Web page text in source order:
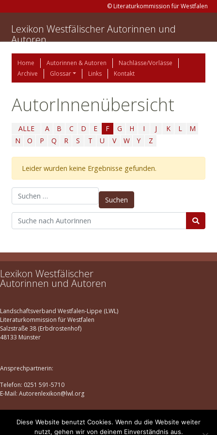
© Literaturkommission für Westfalen
Lexikon Westfälischer Autorinnen und
Autoren
Home Autorinnen & Autoren
Nachlässe/Vorlässe
Archive
Glossar Links Kontakt
AutorInnenübersicht
ALLE A B C D E F G H I J K L
M
N
O P Q R S T U V W Y Z
Leider wurden keine Ergebnisse gefunden.
Suchen nach:
Lexikon Westfälischer
Autorinnen und Autoren
Landschaftsverband Westfalen-Lippe (LWL)
Literaturkommission für Westfalen
Salzstraße 38 (Erbdrostenhof)
48133 Münster
Ansprechpartnerin:
Telefon: 0251 591-5710
E-Mail: Autorenlexikon@lwl.org
Datenschutz |Impressum
Diese Website benutzt Cookies. Wenn du die Website weiter
nutzt, gehen wir von deinem Einverständnis aus.